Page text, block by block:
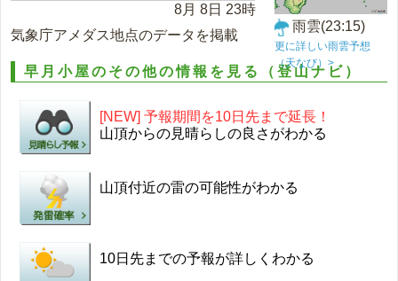
8月 8日 23時
気象庁アメダス地点のデータを掲載
雨雲(23:15)
更に詳しい雨雲予想
（天なび）>
早月小屋のその他の情報を見る（登山ナビ）
[NEW] 予報期間を10日先まで延長！
山頂からの見晴らしの良さがわかる
山頂付近の雷の可能性がわかる
10日先までの予報が詳しくわかる